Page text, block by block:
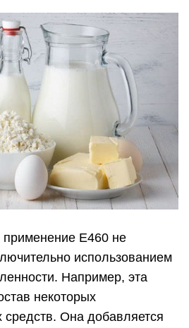
применение Е460 не
использованием
Например, эта
некоторых
средств. Она добавляется